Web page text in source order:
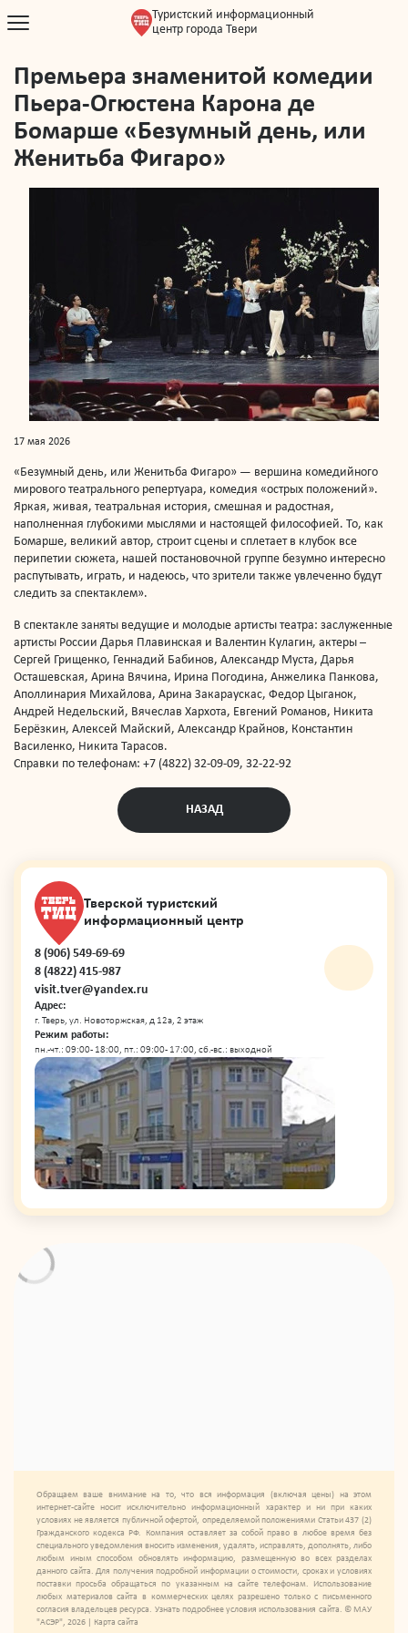
Туристский информационный
центр города Твери
Премьера знаменитой комедии
Пьера-Огюстена Карона де
Бомарше «Безумный день, или
Женитьба Фигаро»
17 мая 2026
«Безумный день, или Женитьба Фигаро» — вершина комедийного
мирового театрального репертуара, комедия «острых положений».
Яркая, живая, театральная история, смешная и радостная,
наполненная глубокими мыслями и настоящей философией. То, как
Бомарше, великий автор, строит сцены и сплетает в клубок все
перипетии сюжета, нашей постановочной группе безумно интересно
распутывать, играть, и надеюсь, что зрители также увлеченно будут
следить за спектаклем».
В спектакле заняты ведущие и молодые артисты театра: заслуженные
артисты России Дарья Плавинская и Валентин Кулагин, актеры –
Сергей Грищенко, Геннадий Бабинов, Александр Муста, Дарья
Осташевская, Арина Вячина, Ирина Погодина, Анжелика Панкова,
Аполлинария Михайлова, Арина Закараускас, Федор Цыганок,
Андрей Недельский, Вячеслав Хархота, Евгений Романов, Никита
Берёзкин, Алексей Майский, Александр Крайнов, Константин
Василенко, Никита Тарасов.
Справки по телефонам: +7 (4822) 32-09-09, 32-22-92
НАЗАД
Тверской туристский
информационный центр
8 (906) 549-69-69
8 (4822) 415-987
visit.tver@yandex.ru
Адрес:
г. Тверь, ул. Новоторжская, д 12а, 2 этаж
Режим работы:
пн.-чт.: 09:00 - 18:00, пт.: 09:00 - 17:00, сб.-вс.: выходной
Обращаем ваше внимание на то, что вся информация (включая цены) на этом
интернет-сайте носит исключительно информационный характер и ни при каких
условиях не является публичной офертой, определяемой положениями Статьи 437 (2)
Гражданского кодекса РФ. Компания оставляет за собой право в любое время без
специального уведомления вносить изменения, удалять, исправлять, дополнять, либо
любым иным способом обновлять информацию, размещенную во всех разделах
данного сайта. Для получения подробной информации о стоимости, сроках и условиях
поставки просьба обращаться по указанным на сайте телефонам. Использование
любых материалов сайта в коммерческих целях разрешено только с письменного
согласия владельцев ресурса. Узнать подробнее условия использования сайта. © МАУ
"АСЭР", 2026 | Карта сайта